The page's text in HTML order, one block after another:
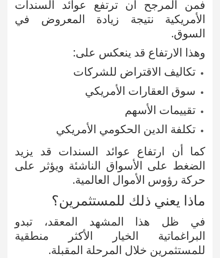
فمن المرجح أن ترتفع عوائد السندات
الأمريكية نتيجة زيادة المعروض في
السوق.
وهذا الارتفاع قد ينعكس على:
تكاليف الاقتراض للشركات
سوق العقارات الأمريكي
تقييمات الأسهم
تكلفة الدين الحكومي الأمريكي
كما أن ارتفاع عوائد السندات قد يزيد
الضغط على الأسواق الناشئة ويؤثر على
حركة رؤوس الأموال العالمية.
ماذا يعني ذلك للمستثمرين؟
في ظل هذا المشهد المعقد، تبدو
البراغماتية الخيار الأكثر منطقية
للمستثمرين خلال المرحلة المقبلة.